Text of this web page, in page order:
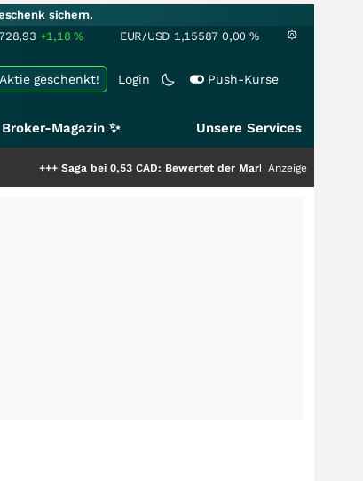
sichern.
+1,18% EUR/USD 1,15587 0,00 %
Login Push-Kurse
Aktie geschenkt!
Broker-Magazin ✨ Unsere Services
Saga bei 0,53 CAD: Bewertet der Markt noch immer nur die Hälfte
Anzeige